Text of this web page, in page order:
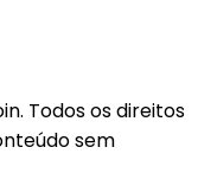
Todos os direitos
sem